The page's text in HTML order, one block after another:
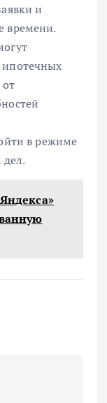
и
времени.
в режиме
дел.